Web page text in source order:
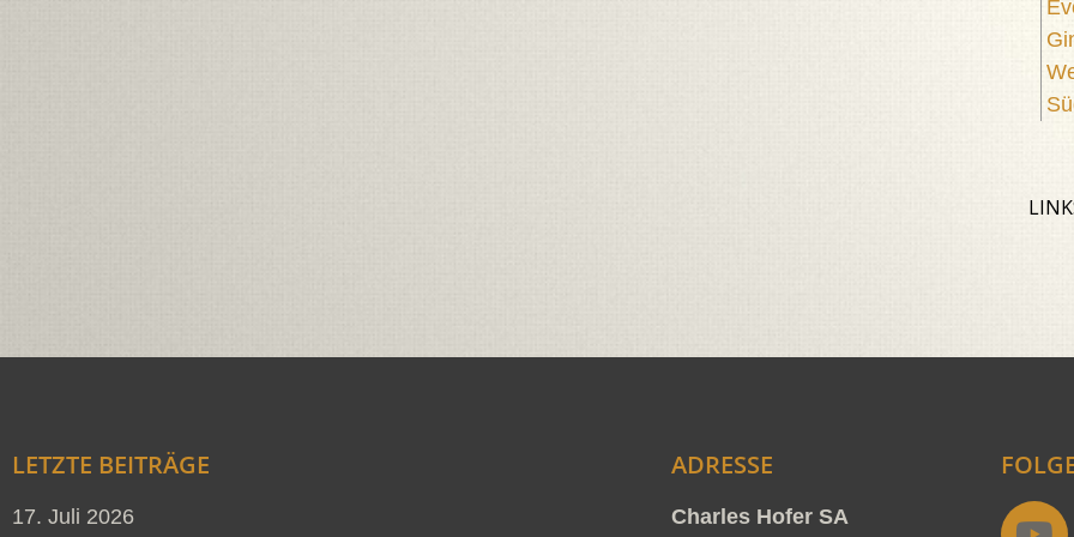
LETZTE BEITRÄGE
17. Juli 2026
ADRESSE
Charles Hofer SA
Y